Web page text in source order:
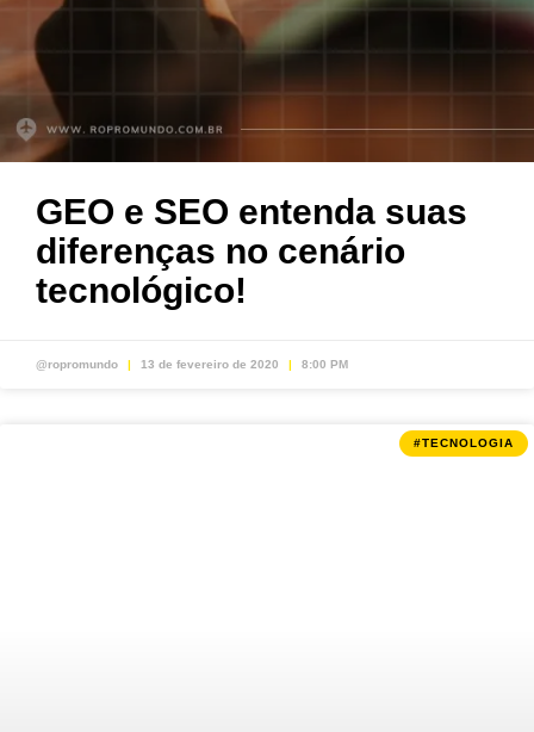
GEO e SEO entenda suas
diferenças no cenário
tecnológico!
@ropromundo 13 de fevereiro de 2020 8:00 PM
#TECNOLOGIA